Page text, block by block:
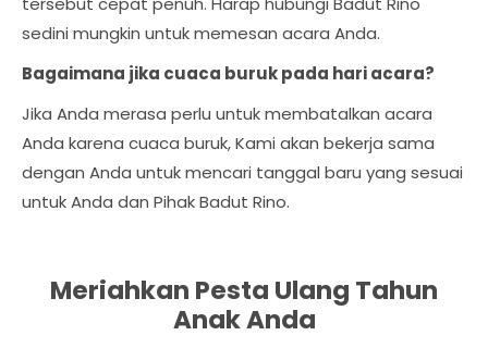
sedini mungkin untuk memesan acara Anda.
Bagaimana jika cuaca buruk pada hari acara?
Jika Anda merasa perlu untuk membatalkan acara
Anda karena cuaca buruk, Kami akan bekerja sama
dengan Anda untuk mencari tanggal baru yang sesuai
untuk Anda dan Pihak Badut Rino.
Meriahkan Pesta Ulang Tahun
Anak Anda